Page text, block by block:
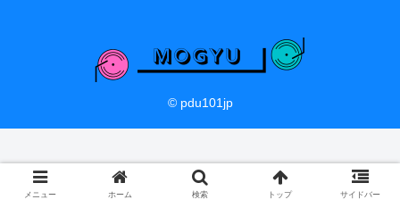
© pdu101jp
メニュー ホーム 検索 トップ サイドバー